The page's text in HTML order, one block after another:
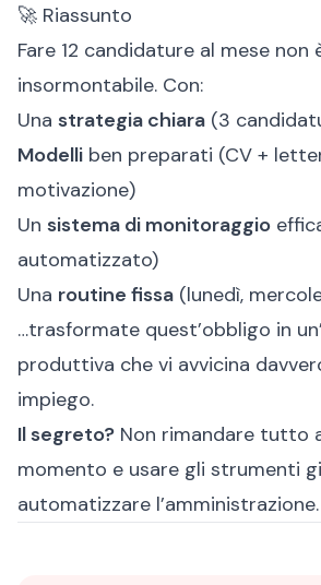
🚀 Riassunto
Fare 12 candidature al mese non
insormontabile. Con:
Una strategia chiara (3
Modelli ben preparati (CV +
motivazione)
Un sistema di monitoraggio
automatizzato)
Una routine fissa (lunedì,
…trasformate quest’obbligo in
produttiva che vi avvicina
impiego.
Il segreto? Non rimandare tutto
momento e usare gli strumenti
automatizzare l’amministrazione.